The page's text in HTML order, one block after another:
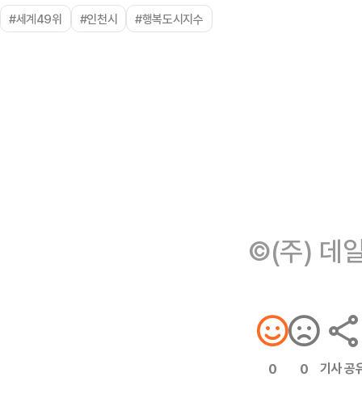
#세계49위 #인천시 #행복도시지수
©(주) 데
0 0 기사 공